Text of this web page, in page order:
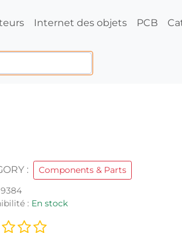
Internet des objets PCB
:
Components & Parts
: En stock